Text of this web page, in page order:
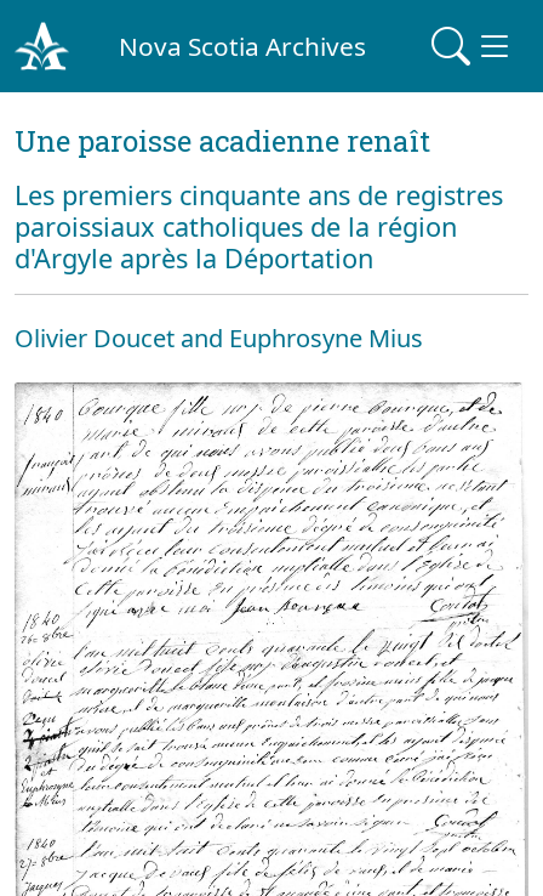
Nova Scotia Archives
Une paroisse acadienne renaît
Les premiers cinquante ans de registres
paroissiaux catholiques de la région
d'Argyle après la Déportation
Olivier Doucet and Euphrosyne Mius